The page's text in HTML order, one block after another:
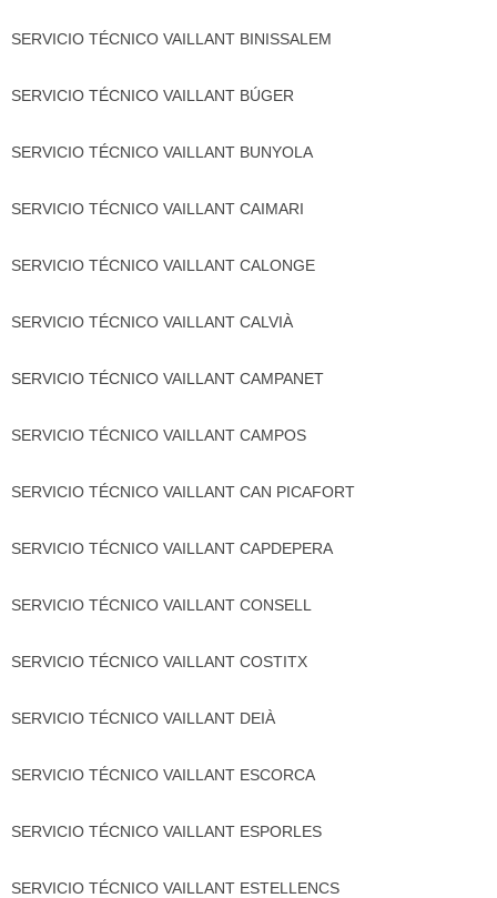
SERVICIO TÉCNICO VAILLANT BINISSALEM
SERVICIO TÉCNICO VAILLANT BÚGER
SERVICIO TÉCNICO VAILLANT BUNYOLA
SERVICIO TÉCNICO VAILLANT CAIMARI
SERVICIO TÉCNICO VAILLANT CALONGE
SERVICIO TÉCNICO VAILLANT CALVIÀ
SERVICIO TÉCNICO VAILLANT CAMPANET
SERVICIO TÉCNICO VAILLANT CAMPOS
SERVICIO TÉCNICO VAILLANT CAN PICAFORT
SERVICIO TÉCNICO VAILLANT CAPDEPERA
SERVICIO TÉCNICO VAILLANT CONSELL
SERVICIO TÉCNICO VAILLANT COSTITX
SERVICIO TÉCNICO VAILLANT DEIÀ
SERVICIO TÉCNICO VAILLANT ESCORCA
SERVICIO TÉCNICO VAILLANT ESPORLES
SERVICIO TÉCNICO VAILLANT ESTELLENCS